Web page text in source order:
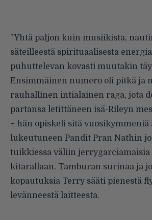
”Yhtä paljon kuin musiikista,
säteilleestä spirituaalisesta
puhuttelevan kovasti muutakin
Ensimmäinen numero oli pitkä ja
rauhallinen intialainen raga, jota
partansa letittäneen isä-Rileyn
− hän opiskeli sitä
lukeutuneen Pandit Pran Nathin
tuikkiessa väliin jerrygarciamaisia
kitarallaan. Tamburan surinaa ja
kopautuksia Terry sääti pienestä
levänneestä laitteesta.